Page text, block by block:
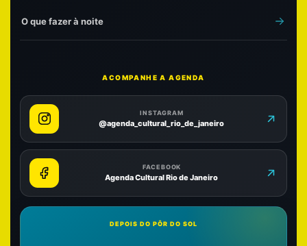
O que fazer à noite
ACOMPANHE A AGENDA
INSTAGRAM
@agenda_cultural_rio_de_janeiro
FACEBOOK
Agenda Cultural Rio de Janeiro
DEPOIS DO PÔR DO SOL